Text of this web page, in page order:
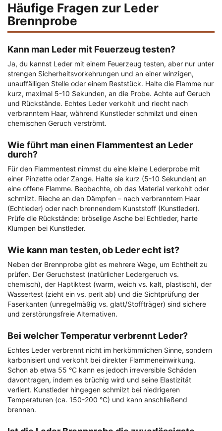
Häufige Fragen zur Leder
Brennprobe
Kann man Leder mit Feuerzeug testen?
Ja, du kannst Leder mit einem Feuerzeug testen, aber nur unter
strengen Sicherheitsvorkehrungen und an einer winzigen,
unauffälligen Stelle oder einem Reststück. Halte die Flamme nur
kurz, maximal 5-10 Sekunden, an die Probe. Achte auf Geruch
und Rückstände. Echtes Leder verkohlt und riecht nach
verbranntem Haar, während Kunstleder schmilzt und einen
chemischen Geruch verströmt.
Wie führt man einen Flammentest an Leder
durch?
Für den Flammentest nimmst du eine kleine Lederprobe mit
einer Pinzette oder Zange. Halte sie kurz (5-10 Sekunden) an
eine offene Flamme. Beobachte, ob das Material verkohlt oder
schmilzt. Rieche an den Dämpfen – nach verbranntem Haar
(Echtleder) oder nach brennendem Kunststoff (Kunstleder).
Prüfe die Rückstände: bröselige Asche bei Echtleder, harte
Klumpen bei Kunstleder.
Wie kann man testen, ob Leder echt ist?
Neben der Brennprobe gibt es mehrere Wege, um Echtheit zu
prüfen. Der Geruchstest (natürlicher Ledergeruch vs.
chemisch), der Haptiktest (warm, weich vs. kalt, plastisch), der
Wassertest (zieht ein vs. perlt ab) und die Sichtprüfung der
Faserkanten (unregelmäßig vs. glatt/Stoffträger) sind sichere
und zerstörungsfreie Alternativen.
Bei welcher Temperatur verbrennt Leder?
Echtes Leder verbrennt nicht im herkömmlichen Sinne, sondern
karbonisiert und verkohlt bei direkter Flammeneinwirkung.
Schon ab etwa 55 °C kann es jedoch irreversible Schäden
davontragen, indem es brüchig wird und seine Elastizität
verliert. Kunstleder hingegen schmilzt bei niedrigeren
Temperaturen (ca. 150-200 °C) und kann anschließend
brennen.